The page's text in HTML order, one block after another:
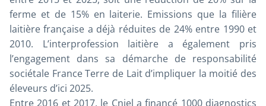
ferme et de 15% en laiterie. Emissions que la filière
laitière française a déjà réduites de 24% entre 1990 et
2010. L’interprofession laitière a également pris
l’engagement dans sa démarche de responsabilité
sociétale France Terre de Lait d’impliquer la moitié des
éleveurs d’ici 2025.
Entre 2016 et 2017, le Cniel a financé 1000 diagnostics